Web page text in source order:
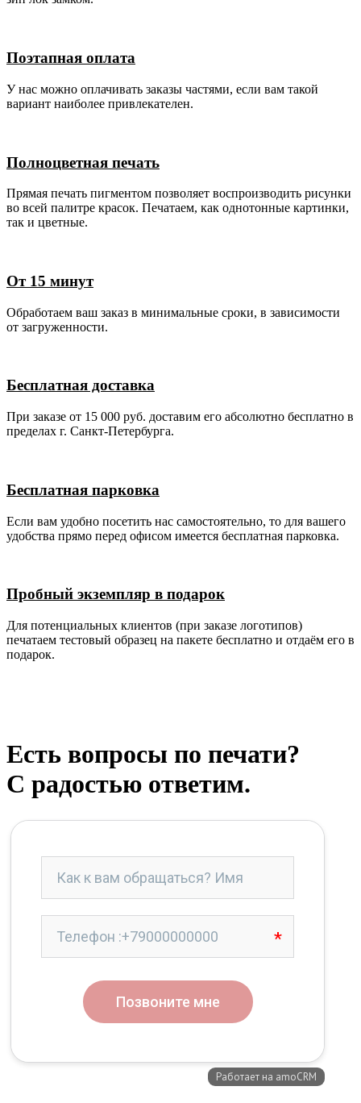
Поэтапная оплата
У нас можно оплачивать заказы частями, если вам такой
вариант наиболее привлекателен.
Полноцветная печать
Прямая печать пигментом позволяет воспроизводить рисунки
во всей палитре красок. Печатаем, как однотонные картинки,
так и цветные.
От 15 минут
Обработаем ваш заказ в минимальные сроки, в зависимости
от загруженности.
Бесплатная доставка
При заказе от 15 000 руб. доставим его абсолютно бесплатно в
пределах г. Санкт-Петербурга.
Бесплатная парковка
Если вам удобно посетить нас самостоятельно, то для вашего
удобства прямо перед офисом имеется бесплатная парковка.
Пробный экземпляр в подарок
Для потенциальных клиентов (при заказе логотипов)
печатаем тестовый образец на пакете бесплатно и отдаём его в
подарок.
Есть вопросы по печати?
С радостью ответим.